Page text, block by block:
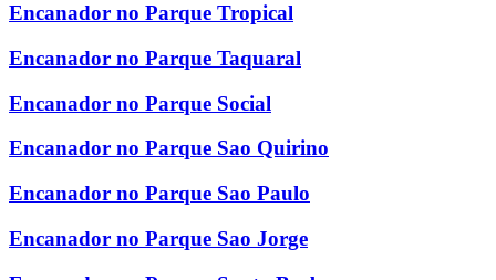
Encanador no Parque Tropical
Encanador no Parque Taquaral
Encanador no Parque Social
Encanador no Parque Sao Quirino
Encanador no Parque Sao Paulo
Encanador no Parque Sao Jorge